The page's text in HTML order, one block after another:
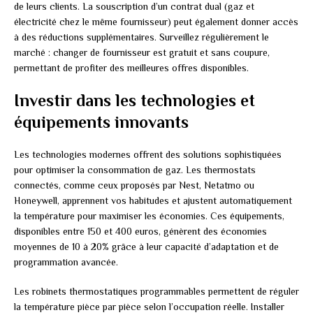
de leurs clients. La souscription d’un contrat dual (gaz et
électricité chez le même fournisseur) peut également donner accès
à des réductions supplémentaires. Surveillez régulièrement le
marché : changer de fournisseur est gratuit et sans coupure,
permettant de profiter des meilleures offres disponibles.
Investir dans les technologies et
équipements innovants
Les technologies modernes offrent des solutions sophistiquées
pour optimiser la consommation de gaz. Les thermostats
connectés, comme ceux proposés par Nest, Netatmo ou
Honeywell, apprennent vos habitudes et ajustent automatiquement
la température pour maximiser les économies. Ces équipements,
disponibles entre 150 et 400 euros, génèrent des économies
moyennes de 10 à 20% grâce à leur capacité d’adaptation et de
programmation avancée.
Les robinets thermostatiques programmables permettent de réguler
la température pièce par pièce selon l’occupation réelle. Installer